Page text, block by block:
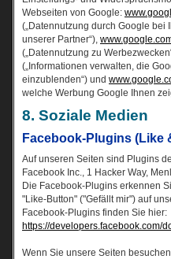
Webseiten von Google:
(„Datennutzung durch Google bei
unserer Partner“),
(„Datennutzung zu
(„Informationen verwalten, die
einzublenden“) und
welche Werbung Google Ihnen
8. Soziale Medien
Facebook-Plugins (Like
Auf unseren Seiten sind Plugins
Facebook Inc., 1 Hacker Way,
Die Facebook-Plugins erkennen
"Like-Button" ("Gefällt mir") auf
Facebook-Plugins finden Sie hier:
https://developers.facebook.com/
Wenn Sie unsere Seiten